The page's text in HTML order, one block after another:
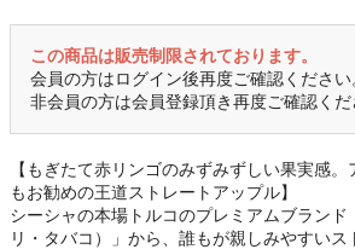
この商品は販売制限されております。
会員の方はログイン後再度ご確認ください
非会員の方は会員登録頂き再度ご確認くだ
【もぎたて赤リンゴのみずみずしい果実感
もお勧めの王道ストレートアップル】
シーシャの本場トルコのプレミアムブランド
リ・タバコ）」から、誰もが親しみやすいス